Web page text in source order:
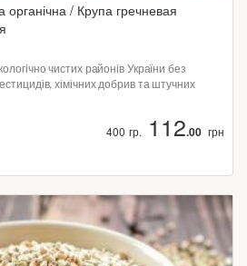
/ Крупа гречневая
чистих районів України без
хімічних добрив та штучних
400 гр. 112.00 грн